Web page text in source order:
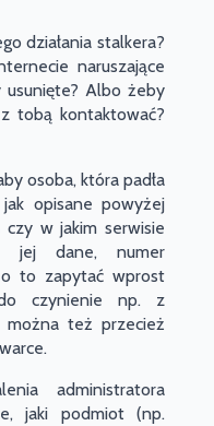
działania stalkera?
naruszające
usunięte? Albo żeby
tobą kontaktować?
osoba, która padła
opisane powyżej
czy w jakim serwisie
jej dane, numer
to zapytać wprost
czynienie np. z
można też przecież
administratora
jaki podmiot (np.